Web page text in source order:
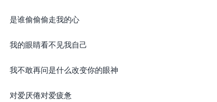
是谁偷偷偷走我的心
我的眼睛看不见我自己
我不敢再问是什么改变你的眼神
对爱厌倦对爱疲惫